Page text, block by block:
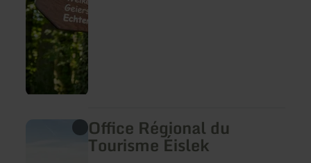
Office Régional du
Tourisme Éislek